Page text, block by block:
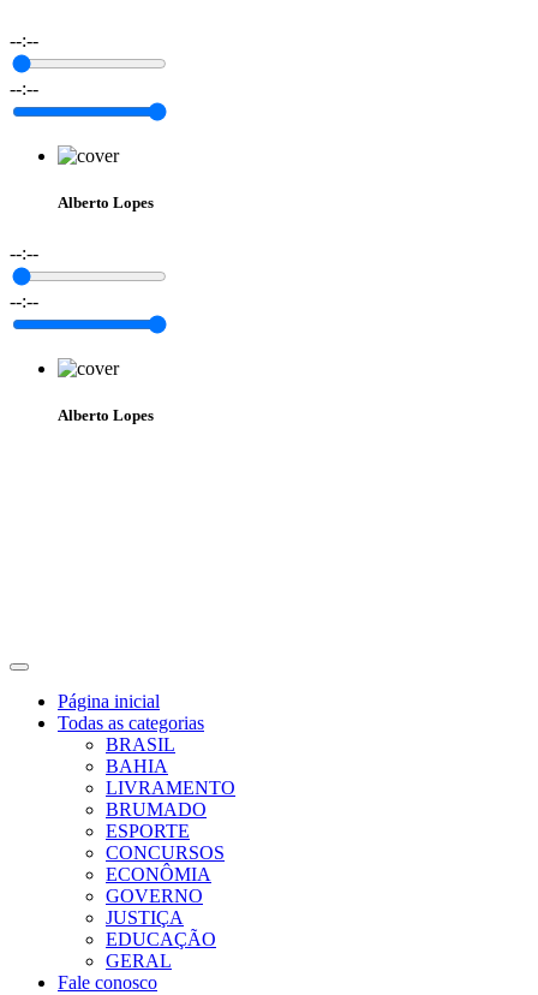
--:--
--:--
Alberto Lopes
--:--
--:--
Alberto Lopes
Página inicial
Todas as categorias
BRASIL
BAHIA
LIVRAMENTO
BRUMADO
ESPORTE
CONCURSOS
ECONÔMIA
GOVERNO
JUSTIÇA
EDUCAÇÃO
GERAL
Fale conosco